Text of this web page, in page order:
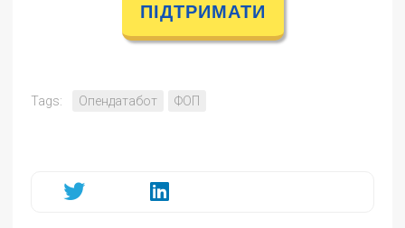
ПІДТРИМАТИ
Tags: Опендатабот ФОП